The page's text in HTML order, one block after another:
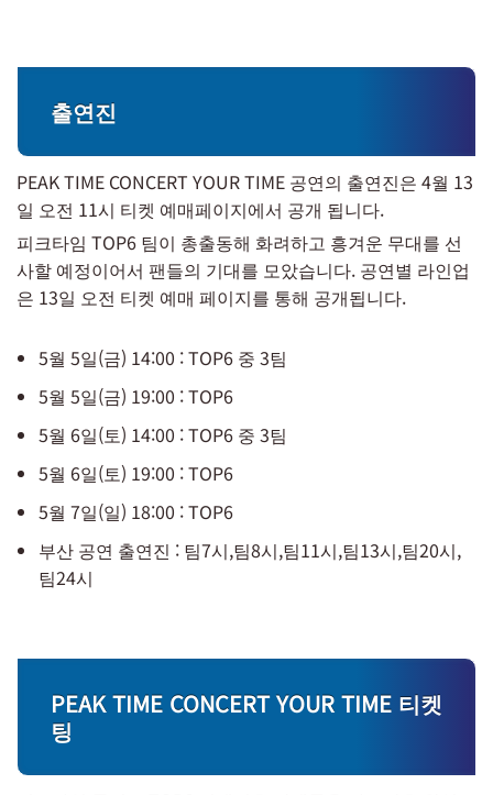
출연진
PEAK TIME CONCERT YOUR TIME 공연의 출연진은 4월 13
일 오전 11시 티켓 예매페이지에서 공개 됩니다.
피크타임 TOP6 팀이 총출동해 화려하고 흥겨운 무대를 선
사할 예정이어서 팬들의 기대를 모았습니다. 공연별 라인업
은 13일 오전 티켓 예매 페이지를 통해 공개됩니다.
5월 5일(금) 14:00 : TOP6 중 3팀
5월 5일(금) 19:00 : TOP6
5월 6일(토) 14:00 : TOP6 중 3팀
5월 6일(토) 19:00 : TOP6
5월 7일(일) 18:00 : TOP6
부산 공연 출연진 : 팀7시,팀8시,팀11시,팀13시,팀20시,
팀24시
PEAK TIME CONCERT YOUR TIME 티켓
팅